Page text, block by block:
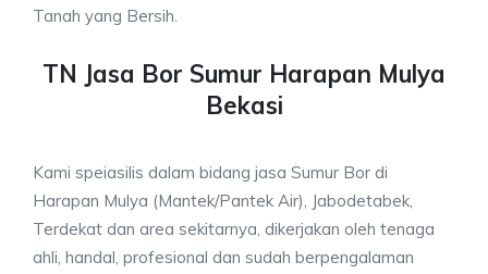
Tanah yang Bersih.
TN Jasa Bor Sumur Harapan Mulya
Bekasi
Kami speiasilis dalam bidang jasa Sumur Bor di
Harapan Mulya (Mantek/Pantek Air), Jabodetabek,
Terdekat dan area sekitarnya, dikerjakan oleh tenaga
ahli, handal, profesional dan sudah berpengalaman